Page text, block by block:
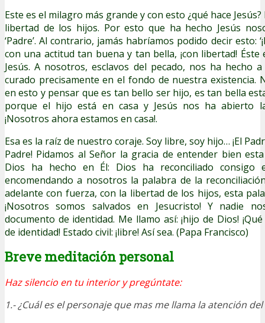
Este es el milagro más grande y con esto ¿qué hace
libertad de los hijos. Por esto que ha hecho Jesús
‘Padre’. Al contrario, jamás habríamos podido decir esto:
con una actitud tan buena y tan bella, ¡con libertad!
Jesús. A nosotros, esclavos del pecado, nos ha hecho
curado precisamente en el fondo de nuestra existencia.
en esto y pensar que es tan bello ser hijo, es tan bella
porque el hijo está en casa y Jesús nos ha abierto
¡Nosotros ahora estamos en casa!.
Esa es la raíz de nuestro coraje. Soy libre, soy hijo… ¡El
Padre! Pidamos al Señor la gracia de entender bien
Dios ha hecho en Él: Dios ha reconciliado consigo
encomendando a nosotros la palabra de la
adelante con fuerza, con la libertad de los hijos, esta
¡Nosotros somos salvados en Jesucristo! Y nadie
documento de identidad. Me llamo así: ¡hijo de Dios!
de identidad! Estado civil: ¡libre! Así sea. (Papa Francisco)
Breve meditación personal
Haz silencio en tu interior y pregúntate:
1.- ¿Cuál es el personaje que mas me llama la atención del